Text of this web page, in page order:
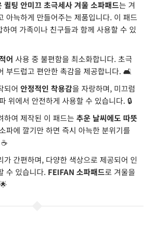
퀼팅 안미끄 초극세사 겨울 소파패드는 겨
아늑하게 만들어주는 제품입니다. 이 패드
여 가족이나 친구들과 함께 사용할 수 있
어 사용 중 불편함을 최소화합니다. 초극
부드럽고 편안한 촉감을 제공합니다. 🛋️
되어 안정적인 착용감을 자랑하며, 미끄럼
위에서 안전하게 사용할 수 있습니다. 🔒
하여 제작된 이 패드는 추운 날씨에도 따뜻
파에 깔기만 하면 즉시 아늑한 분위기를
가 간편하며, 다양한 색상으로 제공되어 인
수 있습니다. FEIFAN 소파패드로 겨울을